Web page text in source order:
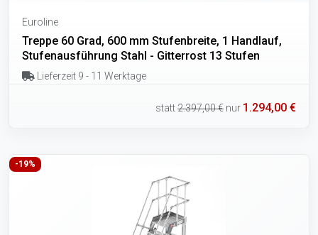
Euroline
Treppe 60 Grad, 600 mm Stufenbreite, 1 Handlauf,
Stufenausführung Stahl - Gitterrost 13 Stufen
Lieferzeit 9 - 11 Werktage
statt2.397,00 € nur 1.294,00 €
-19%